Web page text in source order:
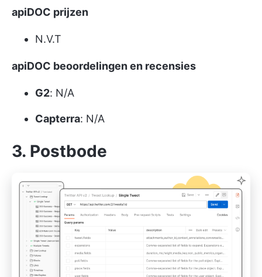
apiDOC prijzen
N.V.T
apiDOC beoordelingen en recensies
G2: N/A
Capterra: N/A
3. Postbode